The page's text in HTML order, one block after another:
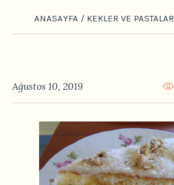
ANASAYFA / KEKLER VE PASTALAR
Ağustos 10, 2019